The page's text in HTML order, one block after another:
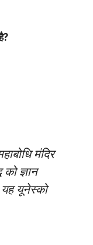
मंदिर
ज्ञान
यूनेस्को